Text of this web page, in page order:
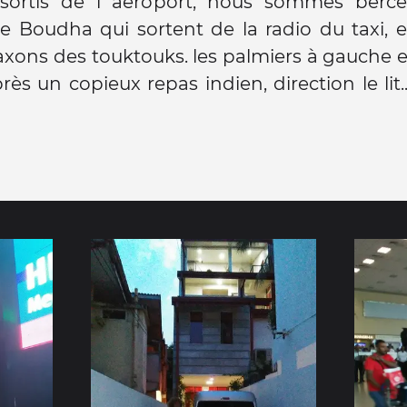
Boudha qui sortent de la radio du taxi,
des touktouks. les palmiers à gauche
un copieux repas indien, direction le